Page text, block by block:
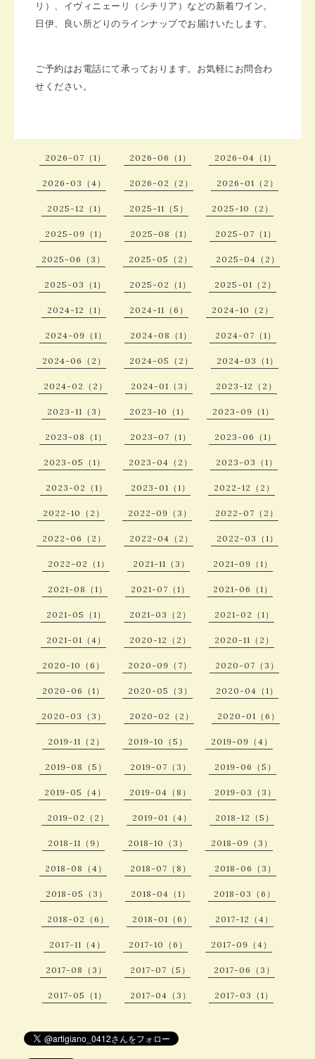
リ）、イヴィニェーリ（シチリア）などの新着ワイン。
日伊、良い所どりのラインナップでお届けいたします。
ご予約はお電話にて承っております。お気軽にお問合わ
せください。
2026-07（1） 2026-06（1） 2026-04（1）
2026-03（4） 2026-02（2） 2026-01（2）
2025-12（1） 2025-11（5） 2025-10（2）
2025-09（1） 2025-08（1） 2025-07（1）
2025-06（3） 2025-05（2） 2025-04（2）
2025-03（1） 2025-02（1） 2025-01（2）
2024-12（1） 2024-11（6） 2024-10（2）
2024-09（1） 2024-08（1） 2024-07（1）
2024-06（2） 2024-05（2） 2024-03（1）
2024-02（2） 2024-01（3） 2023-12（2）
2023-11（3） 2023-10（1） 2023-09（1）
2023-08（1） 2023-07（1） 2023-06（1）
2023-05（1） 2023-04（2） 2023-03（1）
2023-02（1） 2023-01（1） 2022-12（2）
2022-10（2） 2022-09（3） 2022-07（2）
2022-06（2） 2022-04（2） 2022-03（1）
2022-02（1） 2021-11（3） 2021-09（1）
2021-08（1） 2021-07（1） 2021-06（1）
2021-05（1） 2021-03（2） 2021-02（1）
2021-01（4） 2020-12（2） 2020-11（2）
2020-10（6） 2020-09（7） 2020-07（3）
2020-06（1） 2020-05（3） 2020-04（1）
2020-03（3） 2020-02（2） 2020-01（6）
2019-11（2） 2019-10（5） 2019-09（4）
2019-08（5） 2019-07（3） 2019-06（5）
2019-05（4） 2019-04（8） 2019-03（3）
2019-02（2） 2019-01（4） 2018-12（5）
2018-11（9） 2018-10（3） 2018-09（3）
2018-08（4） 2018-07（8） 2018-06（3）
2018-05（3） 2018-04（1） 2018-03（6）
2018-02（6） 2018-01（6） 2017-12（4）
2017-11（4） 2017-10（6） 2017-09（4）
2017-08（3） 2017-07（5） 2017-06（3）
2017-05（1） 2017-04（3） 2017-03（1）